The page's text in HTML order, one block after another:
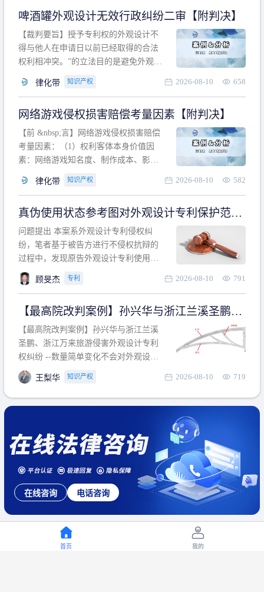
诉讼建议 第二部分：15省市是否侵权案
例的裁判要旨 目录 第一部分、刮码剪码
刮
啤酒罐外观设计无效行政纠纷二审【附判决】
【裁判要旨】授予专利权的外观设计不
得与他人在申请日以前已经取得的合法
权利相冲突。”的立法目的是避免外观设
冲突。基于此，凡是因该外观设计的实
于该款规定的规制范畴。“合法权利”不宜
作狭义解释，一般情况下，只要依法享
有的、在本专利申请日之
律化带 知识产权 2026-08-10 658
网络游戏侵权损害赔偿考量因素【附判决】
【前 &nbsp;言】网络游戏侵权损害赔偿
考量因素：（1）权利客体本身价值因
素：网络游戏知名度、制作成本、影响
利角度因素：被诉侵权游戏销售数量、
人数、活跃人数、市场占用率；（3）被
告主观因素：被告的主观恶意、是否明
知或应知、是否有
律化带 知识产权 2026-08-10 582
真伪使用状态参考图对外观设计专利保护范围
的影响
问题提出 本案系外观设计专利侵权纠
纷，笔者基于被告方进行不侵权抗辩的
过程中，发现原告外观设计专利使用状
态参考图中的外观设计与被告涉案商品
的视觉效果存在显著区别。故就使用状
保护范围确定进行了研究，将办案体会
与研究过程记录如下： 简要结论： 笔者
提出使用状态参考图应以
顾旻杰 专利 2026-08-10 791
【最高院改判案例】孙兴华与浙江兰溪圣鹏、
浙江万来旅游侵害外观设计专利权纠纷
【最高院改判案例】孙兴华与浙江兰溪
圣鹏、浙江万来旅游侵害外观设计专利
权纠纷 --数量简单变化不会对外观设计
产生视觉影响，及现有设计抗辩与专利
无效再审改判可以执行回转 【承办律
师】 王梨华 浙江杭知桥律师事务所 【案
民再2
王梨华 知识产权 2026-08-10 719
在线咨询 电话咨询
首页 我的